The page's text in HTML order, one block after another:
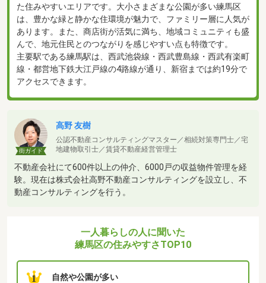
た住みやすいエリアです。大小さまざまな公園が多い練馬区
は、豊かな緑と静かな住環境が魅力で、ファミリー層に人気が
あります。また、商店街が活気に満ち、地域コミュニティも盛
んで、地元住民とのつながりを感じやすい点も特徴です。
主要駅である練馬駅は、西武池袋線・西武豊島線・西武有楽町
線・都営地下鉄大江戸線の4路線が通り、新宿までは約19分で
アクセスできます。
街ガイド
高野 友樹
公認不動産コンサルティングマスター／相続対策専門士／宅
地建物取引士／賃貸不動産経営管理士
不動産会社にて600件以上の仲介、6000戸の収益物件管理を経
験。現在は株式会社高野不動産コンサルティングを設立し、不
動産コンサルティングを行う。
一人暮らしの人に聞いた
練馬区の住みやすさTOP10
1 自然や公園が多い